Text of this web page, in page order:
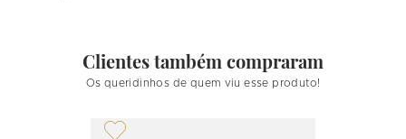
Clientes também compraram
Os queridinhos de quem viu esse produto!